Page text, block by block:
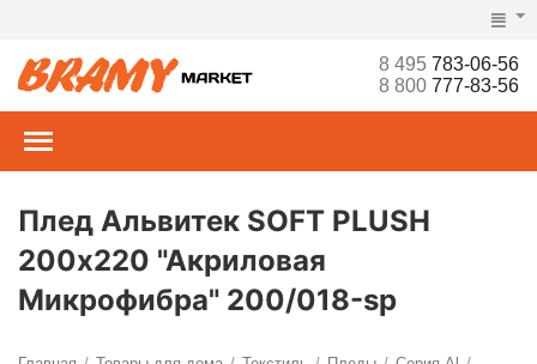
8 495783-06-56
8 800777-83-56
Плед Альвитек SOFT PLUSH
200х220 "Акриловая
Микрофибра" 200/018-sp